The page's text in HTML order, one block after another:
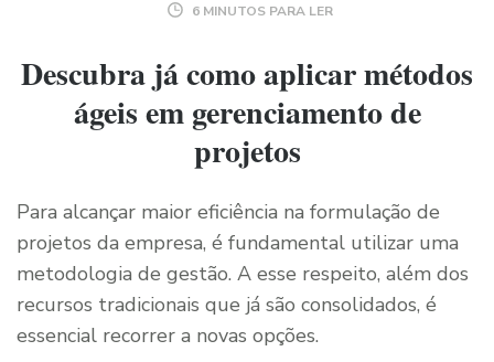
6 MINUTOS PARA LER
Descubra já como aplicar métodos
ágeis em gerenciamento de
projetos
Para alcançar maior eficiência na formulação de
projetos da empresa, é fundamental utilizar uma
metodologia de gestão. A esse respeito, além dos
recursos tradicionais que já são consolidados, é
essencial recorrer a novas opções.